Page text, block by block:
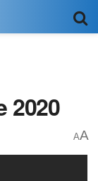
2020
AA